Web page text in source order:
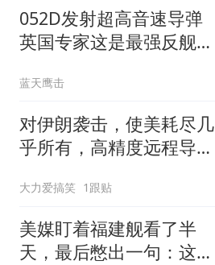
052D发射超高音速导弹
英国专家这是最强反舰导
蓝天鹰击
对伊朗袭击，使美耗尽几
乎所有，高精度远程导
大力爱搞笑 1跟贴
美媒盯着福建舰看了半
天，最后憋出一句：这不